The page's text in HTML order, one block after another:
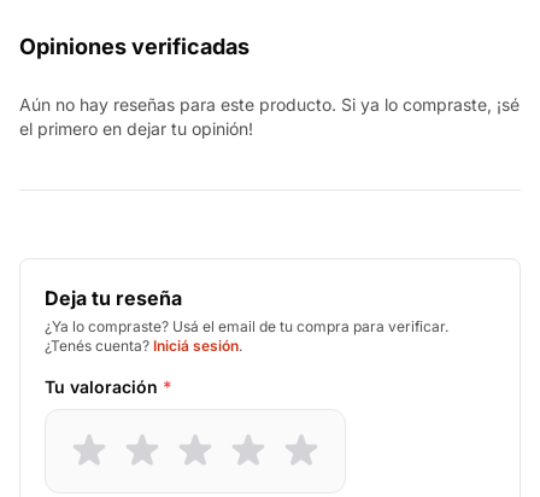
Opiniones verificadas
Aún no hay reseñas para este producto. Si ya lo compraste, ¡sé
el primero en dejar tu opinión!
Deja tu reseña
¿Ya lo compraste? Usá el email de tu compra para verificar.
¿Tenés cuenta? Iniciá sesión.
Tu valoración *